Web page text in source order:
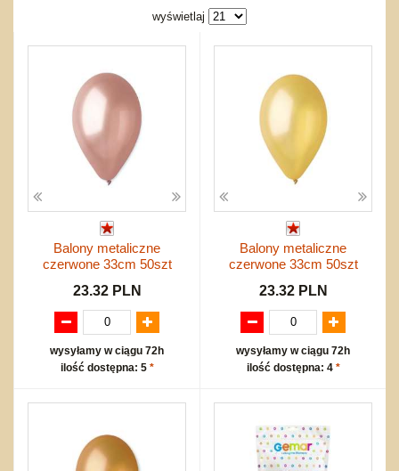
Pojazdy
Zakupy hurtowe
Koszty przesyłki
Regulamin
Mapa produktów
wyświetlaj
Balony metaliczne
czerwone 33cm 50szt
23.32 PLN
wysyłamy w ciągu 72h
ilość dostępna: 5 *
Balony metaliczne
czerwone 33cm 50szt
23.32 PLN
wysyłamy w ciągu 72h
ilość dostępna: 4 *